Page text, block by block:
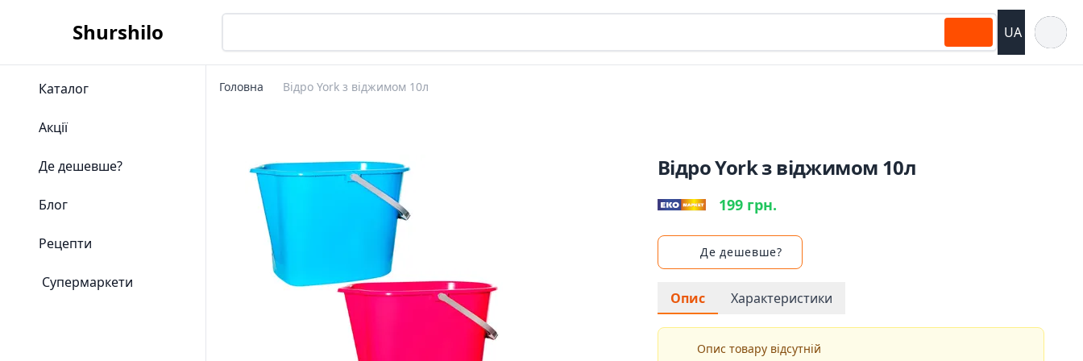
Shurshilo UA
Каталог
Акції
Де дешевше?
Блог
Рецепти
Супермаркети
Головна Відро York з віджимом 10л
Відро York з віджимом 10л
199 грн.
Де дешевше?
Опис Характеристики
Опис товару відсутній